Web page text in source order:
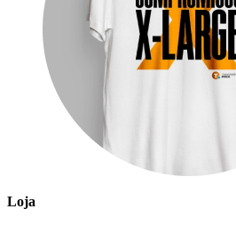
Loja